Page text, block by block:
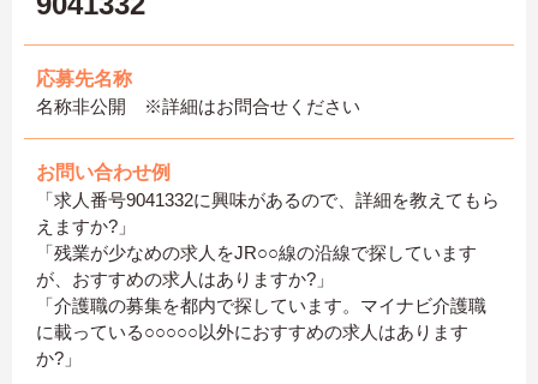
応募先名称
名称非公開 ※詳細はお問合せください
お問い合わせ例
「求人番号9041332に興味があるので、詳細を教えてもら
えますか?」
「残業が少なめの求人をJR○○線の沿線で探しています
が、おすすめの求人はありますか?」
「介護職の募集を都内で探しています。マイナビ介護職
に載っている○○○○○以外におすすめの求人はあります
か?」